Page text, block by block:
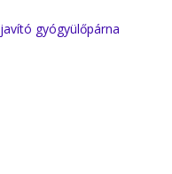
gyógyülőpárna